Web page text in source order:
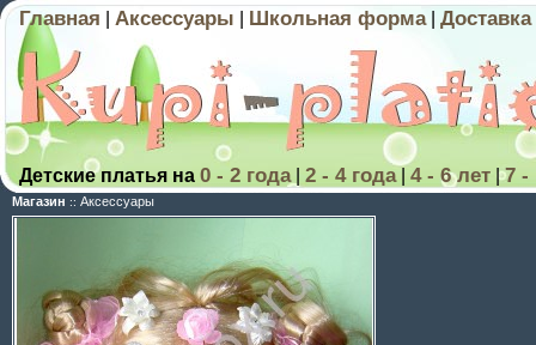
Главная Аксессуары Школьная форма| Доставка
Детские платья на 0 - 2 года| 2 - 4 года| 4 - 6 лет |7 -
Магазин :: Аксессуары